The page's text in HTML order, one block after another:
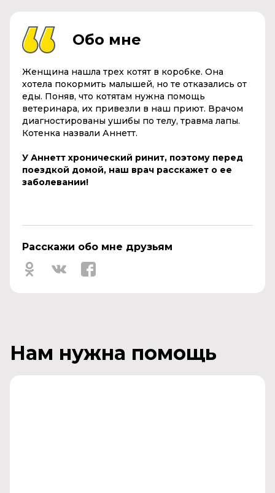
Обо мне
Женщина нашла трех котят в коробке. Она
хотела покормить малышей, но те отказались от
еды. Поняв, что котятам нужна помощь
ветеринара, их привезли в наш приют. Врачом
диагностированы ушибы по телу, травма лапы.
Котенка назвали Аннетт.
У Аннетт хронический ринит, поэтому перед
поездкой домой, наш врач расскажет о ее
заболевании!
Расскажи обо мне друзьям
Нам нужна помощь